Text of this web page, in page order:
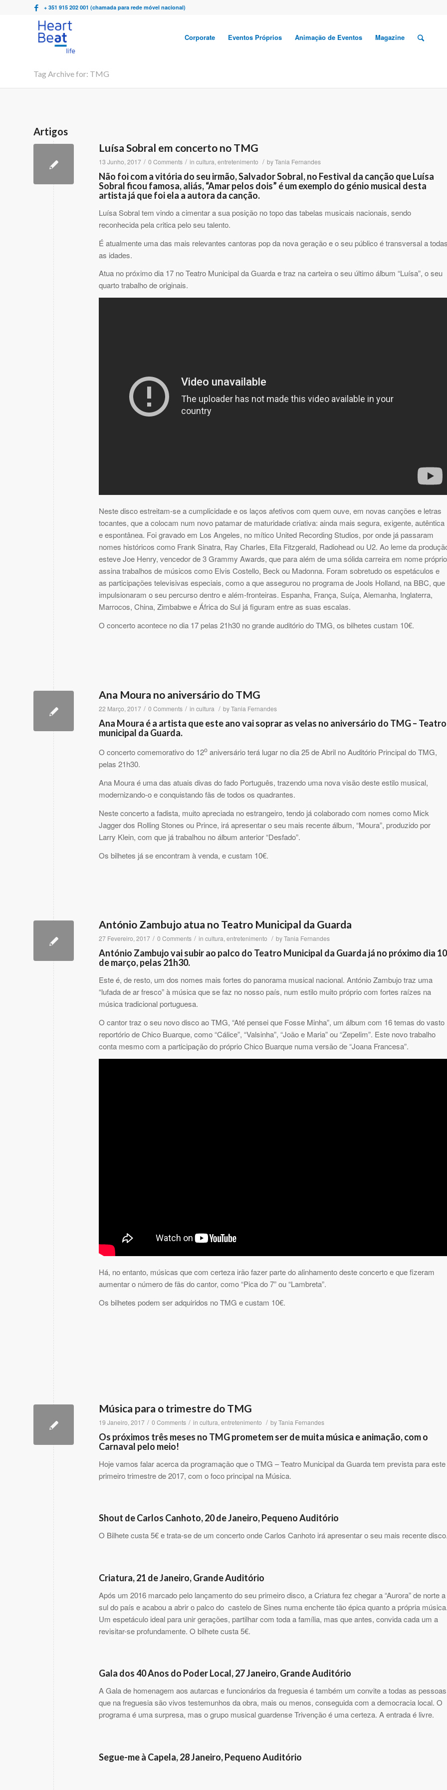
+ 351 915 202 001 (chamada para rede móvel nacional)
Corporate Eventos Próprios Animação de Eventos Magazine
Tag Archive for: TMG
Artigos
Luísa Sobral em concerto no TMG
13 Junho, 2017 / 0 Comments / in cultura, entretenimento / byTania Fernandes
Não foi com a vitória do seu irmão, Salvador Sobral, no Festival da canção que Luísa
Sobral ficou famosa, aliás, “Amar pelos dois” é um exemplo do génio musical desta
artista já que foi ela a autora da canção.
Luísa Sobral tem vindo a cimentar a sua posição no topo das tabelas musicais nacionais, sendo
reconhecida pela critica pelo seu talento.
É atualmente uma das mais relevantes cantoras pop da nova geração e o seu público é transversal a
as idades.
Atua no próximo dia 17 no Teatro Municipal da Guarda e traz na carteira o seu último álbum “Luísa”, o seu
quarto trabalho de originais.
Neste disco estreitam-se a cumplicidade e os laços afetivos com quem ouve, em novas canções e letras
tocantes, que a colocam num novo patamar de maturidade criativa: ainda mais segura, exigente, autêntica
e espontânea. Foi gravado em Los Angeles, no mítico United Recording Studios, por onde já passaram
nomes históricos como Frank Sinatra, Ray Charles, Ella Fitzgerald, Radiohead ou U2. Ao leme da
esteve Joe Henry, vencedor de 3 Grammy Awards, que para além de uma sólida carreira em nome próprio
assina trabalhos de músicos como Elvis Costello, Beck ou Madonna. Foram sobretudo os espetáculos e
as participações televisivas especiais, como a que assegurou no programa de Jools Holland, na BBC, que
impulsionaram o seu percurso dentro e além-fronteiras. Espanha, França, Suíça, Alemanha, Inglaterra,
Marrocos, China, Zimbabwe e África do Sul já figuram entre as suas escalas.
O concerto acontece no dia 17 pelas 21h30 no grande auditório do TMG, os bilhetes custam 10€.
Ana Moura no aniversário do TMG
22 Março, 2017 / 0 Comments / in cultura / byTania Fernandes
Ana Moura é a artista que este ano vai soprar as velas no aniversário do TMG – Teatro
municipal da Guarda.
O concerto comemorativo do 12o aniversário terá lugar no dia 25 de Abril no Auditório Principal do TMG,
pelas 21h30.
Ana Moura é uma das atuais divas do fado Português, trazendo uma nova visão deste estilo musical,
modernizando-o e conquistando fãs de todos os quadrantes.
Neste concerto a fadista, muito apreciada no estrangeiro, tendo já colaborado com nomes como Mick
Jagger dos Rolling Stones ou Prince, irá apresentar o seu mais recente álbum, “Moura”, produzido por
Larry Klein, com que já trabalhou no álbum anterior “Desfado”.
Os bilhetes já se encontram à venda, e custam 10€.
António Zambujo atua no Teatro Municipal da Guarda
27 Fevereiro, 2017 / 0 Comments / in cultura,entretenimento / byTania Fernandes
António Zambujo vai subir ao palco do Teatro Municipal da Guarda já no próximo dia 10
de março, pelas 21h30.
Este é, de resto, um dos nomes mais fortes do panorama musical nacional. António Zambujo traz uma
“lufada de ar fresco” à música que se faz no nosso país, num estilo muito próprio com fortes raízes na
música tradicional portuguesa.
O cantor traz o seu novo disco ao TMG, “Até pensei que Fosse Minha”, um álbum com 16 temas do vasto
reportório de Chico Buarque, como “Cálice”, “Valsinha”, “João e Maria” ou “Zepelim”. Este novo trabalho
conta mesmo com a participação do próprio Chico Buarque numa versão de “Joana Francesa”.
Há, no entanto, músicas que com certeza irão fazer parte do alinhamento deste concerto e que fizeram
aumentar o número de fãs do cantor, como “Pica do 7” ou “Lambreta”.
Os bilhetes podem ser adquiridos no TMG e custam 10€.
Música para o trimestre do TMG
19 Janeiro, 2017 / 0 Comments / in cultura, entretenimento / byTania Fernandes
Os próximos três meses no TMG prometem ser de muita música e animação, com o
Carnaval pelo meio!
Hoje vamos falar acerca da programação que o TMG – Teatro Municipal da Guarda tem prevista para este
primeiro trimestre de 2017, com o foco principal na Música.
Shout de Carlos Canhoto, 20 de Janeiro, Pequeno Auditório
O Bilhete custa 5€ e trata-se de um concerto onde Carlos Canhoto irá apresentar o seu mais recente
Criatura, 21 de Janeiro, Grande Auditório
Após um 2016 marcado pelo lançamento do seu primeiro disco, a Criatura fez chegar a “Aurora” de norte a
sul do país e acabou a abrir o palco do castelo de Sines numa enchente tão épica quanto a própria
Um espetáculo ideal para unir gerações, partilhar com toda a família, mas que antes, convida cada um a
revisitar-se profundamente. O bilhete custa 5€.
Gala dos 40 Anos do Poder Local, 27 Janeiro, Grande Auditório
A Gala de homenagem aos autarcas e funcionários da freguesia é também um convite a todas as pessoas
que na freguesia são vivos testemunhos da obra, mais ou menos, conseguida com a democracia local. O
programa é uma surpresa, mas o grupo musical guardense Trivenção é uma certeza. A entrada é livre.
Segue-me à Capela, 28 Janeiro, Pequeno Auditório